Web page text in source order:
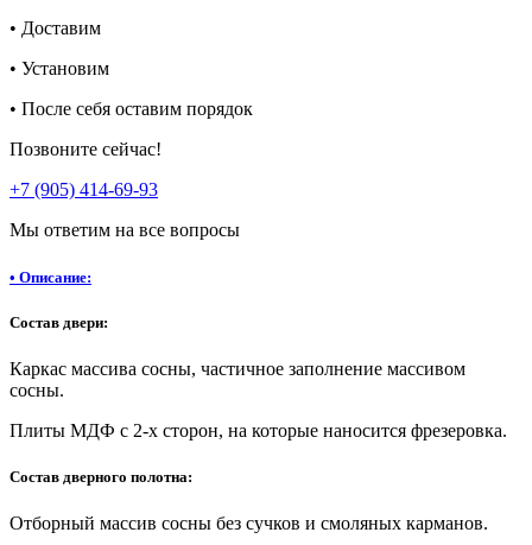
• Доставим
• Установим
• После себя оставим порядок
Позвоните сейчас!
+7 (905) 414-69-93
Мы ответим на все вопросы
• Описание:
Состав двери:
Каркас массива сосны, частичное заполнение массивом
сосны.
Плиты МДФ с 2-х сторон, на которые наносится фрезеровка.
Состав дверного полотна:
Отборный массив сосны без сучков и смоляных карманов.